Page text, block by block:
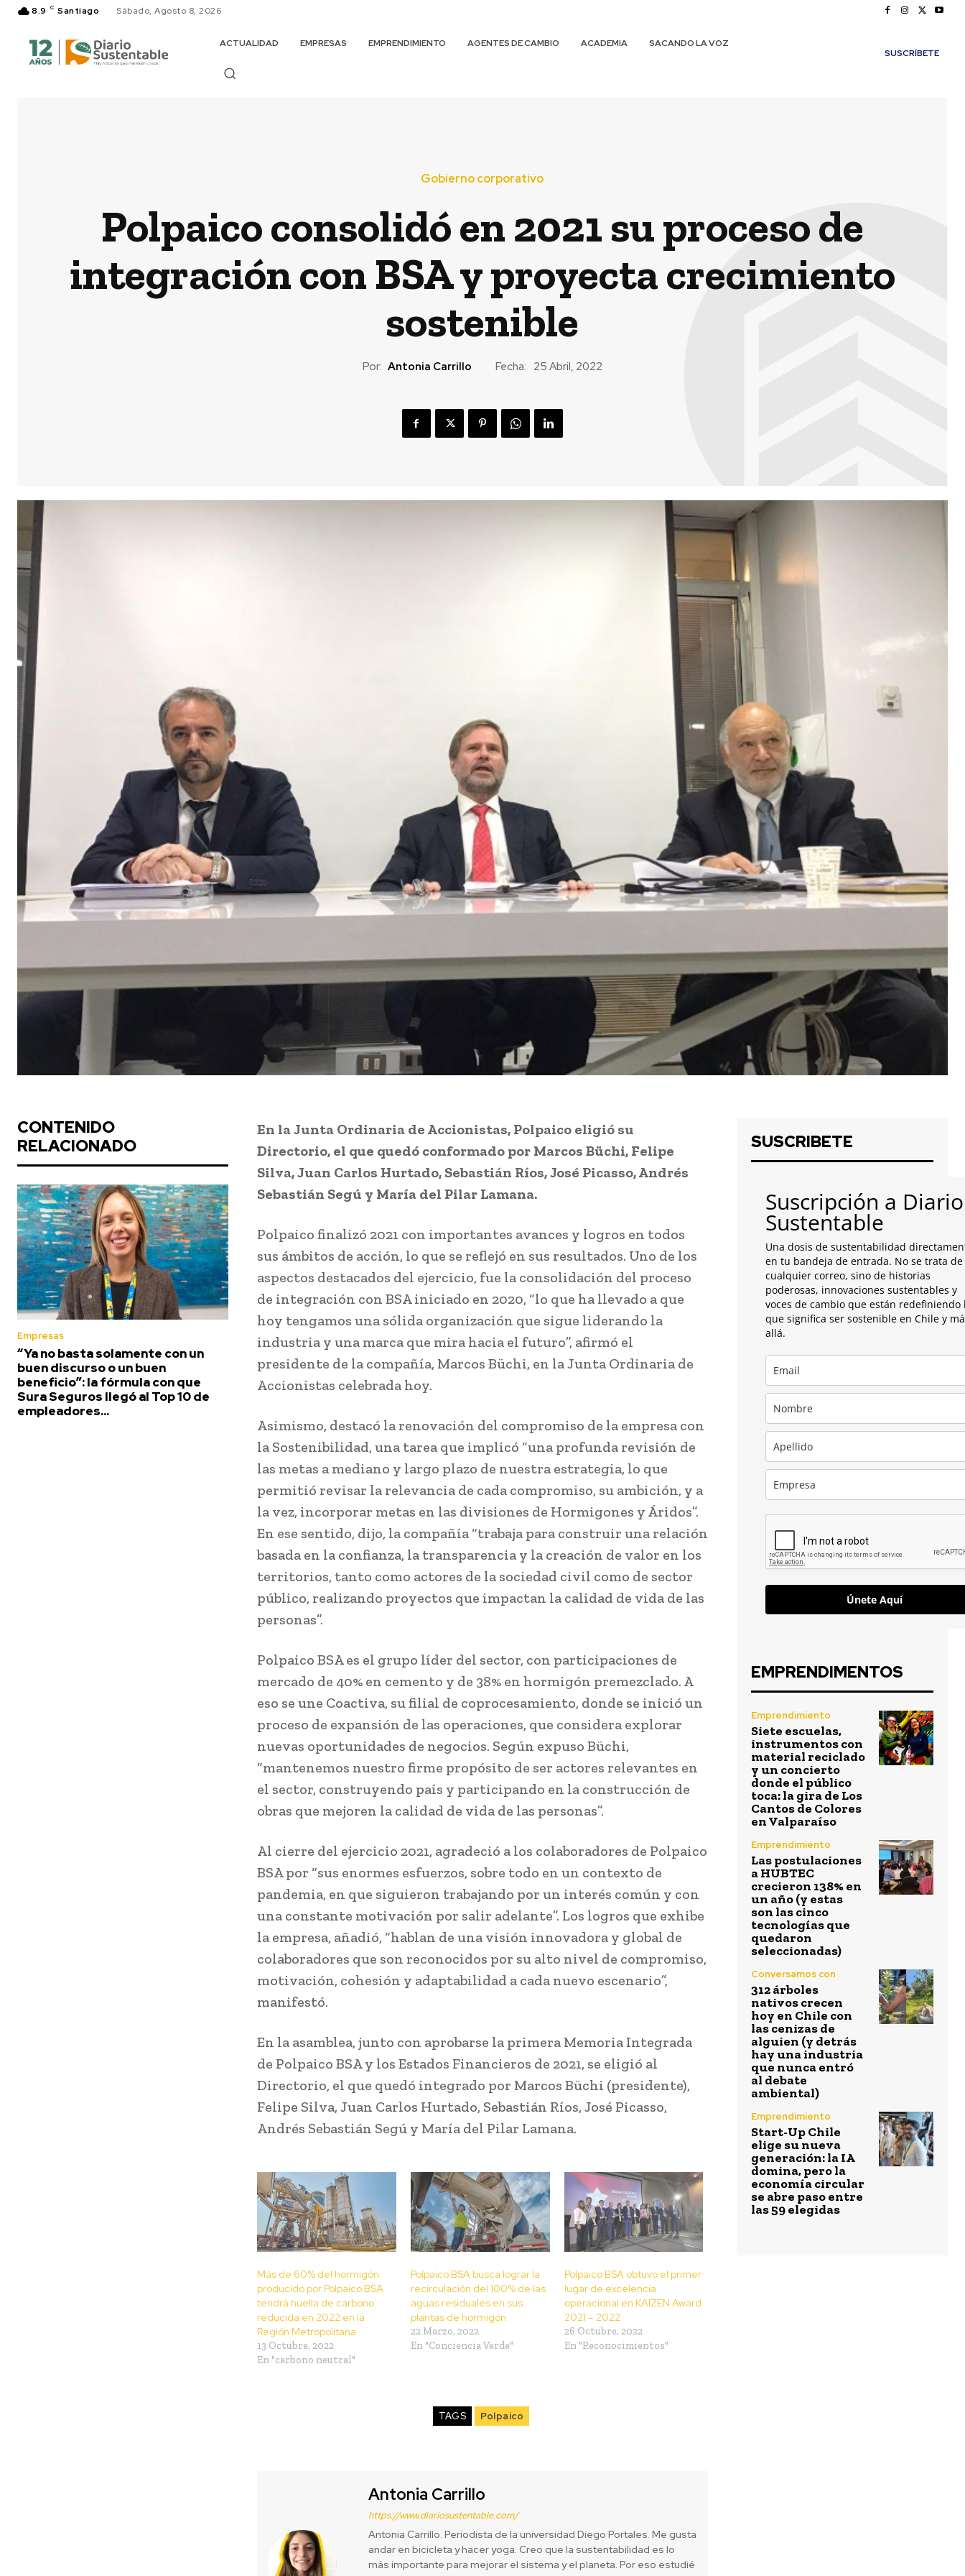
8.9 C Santiago Sábado, Agosto 8, 2026
ACTUALIDAD EMPRESAS EMPRENDIMIENTO AGENTES DE CAMBIO ACADEMIA
SACANDO LA VOZ
SUSCRÍBETE
Gobierno corporativo
Polpaico consolidó en 2021 su proceso de
integración con BSA y proyecta crecimiento
sostenible
Por: Antonia Carrillo Fecha: 25 Abril, 2022
CONTENIDO
RELACIONADO
Empresas
“Ya no basta solamente con un
buen discurso o un buen
beneficio”: la fórmula con que
Sura Seguros llegó al Top 10 de
empleadores...
En la Junta Ordinaria de Accionistas, Polpaico eligió su
Directorio, el que quedó conformado por Marcos Büchi, Felipe
Silva, Juan Carlos Hurtado, Sebastián Ríos, José Picasso, Andrés
Sebastián Segú y María del Pilar Lamana.
Polpaico finalizó 2021 con importantes avances y logros en todos
sus ámbitos de acción, lo que se reflejó en sus resultados. Uno de los
aspectos destacados del ejercicio, fue la consolidación del proceso
de integración con BSA iniciado en 2020, “lo que ha llevado a que
hoy tengamos una sólida organización que sigue liderando la
industria y una marca que mira hacia el futuro”, afirmó el
presidente de la compañía, Marcos Büchi, en la Junta Ordinaria de
Accionistas celebrada hoy.
Asimismo, destacó la renovación del compromiso de la empresa con
la Sostenibilidad, una tarea que implicó “una profunda revisión de
las metas a mediano y largo plazo de nuestra estrategia, lo que
permitió revisar la relevancia de cada compromiso, su ambición, y a
la vez, incorporar metas en las divisiones de Hormigones y Áridos”.
En ese sentido, dijo, la compañía “trabaja para construir una relación
basada en la confianza, la transparencia y la creación de valor en los
territorios, tanto como actores de la sociedad civil como de sector
público, realizando proyectos que impactan la calidad de vida de las
personas”.
Polpaico BSA es el grupo líder del sector, con participaciones de
mercado de 40% en cemento y de 38% en hormigón premezclado. A
eso se une Coactiva, su filial de coprocesamiento, donde se inició un
proceso de expansión de las operaciones, que considera explorar
nuevas oportunidades de negocios. Según expuso Büchi,
“mantenemos nuestro firme propósito de ser actores relevantes en
el sector, construyendo país y participando en la construcción de
obras que mejoren la calidad de vida de las personas”.
Al cierre del ejercicio 2021, agradeció a los colaboradores de Polpaico
BSA por “sus enormes esfuerzos, sobre todo en un contexto de
pandemia, en que siguieron trabajando por un interés común y con
una constante motivación por salir adelante”. Los logros que exhibe
la empresa, añadió, “hablan de una visión innovadora y global de
colaboradores que son reconocidos por su alto nivel de compromiso,
motivación, cohesión y adaptabilidad a cada nuevo escenario”,
manifestó.
En la asamblea, junto con aprobarse la primera Memoria Integrada
de Polpaico BSA y los Estados Financieros de 2021, se eligió al
Directorio, el que quedó integrado por Marcos Büchi (presidente),
Felipe Silva, Juan Carlos Hurtado, Sebastián Ríos, José Picasso,
Andrés Sebastián Segú y María del Pilar Lamana.
Más de 60% del hormigón
producido por Polpaico BSA
tendrá huella de carbono
reducida en 2022 en la
Región Metropolitana
13 Octubre, 2022
En "carbono neutral"
Polpaico BSA busca lograr la
recirculación del 100% de las
aguas residuales en sus
plantas de hormigón
22 Marzo, 2022
En "Conciencia Verde"
Polpaico BSA obtuvo el primer
lugar de excelencia
operacional en KAIZEN Award
2021 – 2022
26 Octubre, 2022
En "Reconocimientos"
TAGS Polpaico
Antonia Carrillo
https://www.diariosustentable.com/
Antonia Carrillo. Periodista de la universidad Diego Portales. Me gusta
andar en bicicleta y hacer yoga. Creo que la sustentabilidad es lo
más importante para mejorar el sistema y el planeta. Por eso estudié
SUSCRIBETE
Suscripción a Diario
Sustentable
Una dosis de sustentabilidad
en tu bandeja de entrada. No se trata de
cualquier correo, sino de historias
poderosas, innovaciones sustentables y
voces de cambio que están redefiniendo
que significa ser sostenible en Chile y
allá.
Únete Aquí
EMPRENDIMENTOS
Emprendimiento
Siete escuelas,
instrumentos con
material reciclado
y un concierto
donde el público
toca: la gira de Los
Cantos de Colores
en Valparaíso
Emprendimiento
Las postulaciones
a HUBTEC
crecieron 138% en
un año (y estas
son las cinco
tecnologías que
quedaron
seleccionadas)
Conversamos con
312 árboles
nativos crecen
hoy en Chile con
las cenizas de
alguien (y detrás
hay una industria
que nunca entró
al debate
ambiental)
Emprendimiento
Start-Up Chile
elige su nueva
generación: la IA
domina, pero la
economía circular
se abre paso entre
las 59 elegidas